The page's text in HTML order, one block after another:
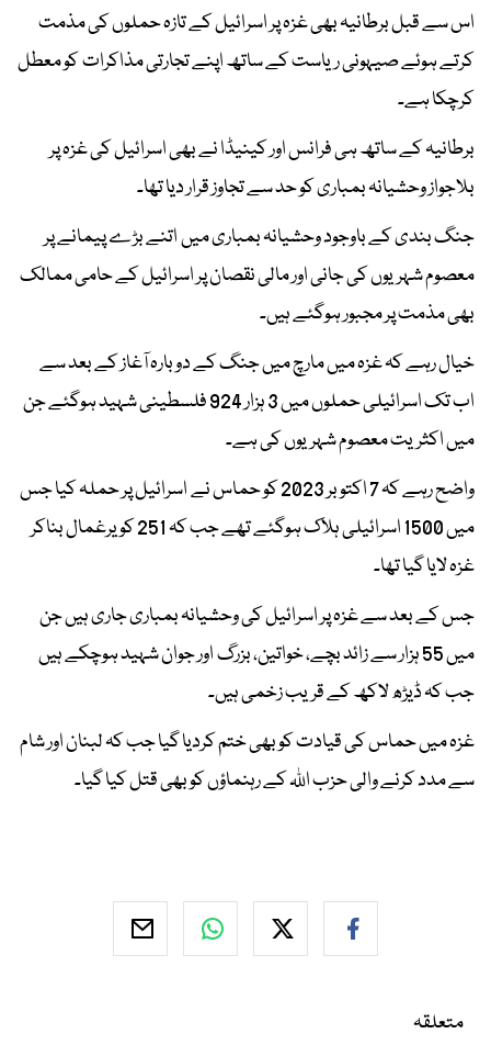
اس سے قبل برطانیہ بھی غزہ پر اسرائیل کے تازہ حملوں کی مذمت
کرتے ہوئے صیہونی ریاست کے ساتھ اپنے تجارتی مذاکرات کو معطل
کرچکا ہے۔
برطانیہ کے ساتھ ہی فرانس اور کینیڈا نے بھی اسرائیل کی غزہ پر
بلاجواز وحشیانہ بمباری کو حد سے تجاوز قرار دیا تھا۔
جنگ بندی کے باوجود وحشیانہ بمباری میں اتنے بڑے پیمانے پر
معصوم شہریوں کی جانی اور مالی نقصان پر اسرائیل کے حامی ممالک
بھی مذمت پر مجبور ہوگئے ہیں۔
خیال رہے کہ غزہ میں مارچ میں جنگ کے دوبارہ آغاز کے بعد سے
اب تک اسرائیلی حملوں میں 3 ہزار 924 فلسطینی شہید ہوگئے جن
میں اکثریت معصوم شہریوں کی ہے۔
واضح رہے کہ 7 اکتوبر 2023 کو حماس نے اسرائیل پر حملہ کیا جس
میں 1500 اسرائیلی ہلاک ہوگئے تھے جب کہ 251 کو یرغمال بناکر
غزہ لایا گیا تھا۔
جس کے بعد سے غزہ پر اسرائیل کی وحشیانہ بمباری جاری ہیں جن
میں 55 ہزار سے زائد بچے، خواتین، بزرگ اور جوان شہید ہوچکے ہیں
جب کہ ڈیڑھ لاکھ کے قریب زخمی ہیں۔
غزہ میں حماس کی قیادت کو بھی ختم کردیا گیا جب کہ لبنان اور شام
سے مدد کرنے والی حزب اللہ کے رہنماؤں کو بھی قتل کیا گیا۔
متعلقہ